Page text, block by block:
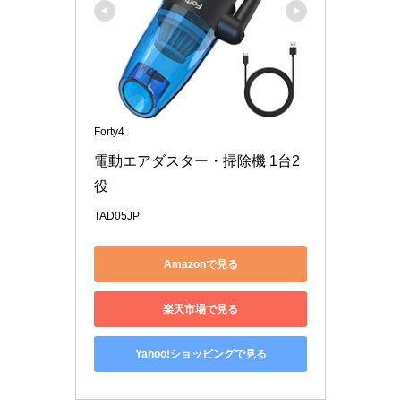
Forty4
電動エアダスター・掃除機 1台2
役
TAD05JP
Amazonで見る
楽天市場で見る
Yahoo!ショッピングで見る